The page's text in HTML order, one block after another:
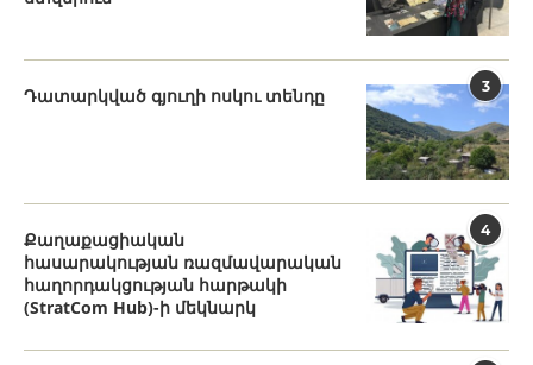
3
Դատարկված գյուղի ոսկու տենդը
4
Քաղաքացիական
հասարակության ռազմավարական
հաղորդակցության հարթակի
(StratCom Hub)-ի մեկնարկ